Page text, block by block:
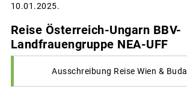
10.01.2025.
Reise Österreich-Ungarn BBV-
Landfrauengruppe NEA-UFF
Ausschreibung Reise Wien &